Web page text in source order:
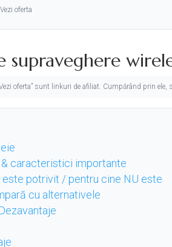
Vezi oferta
supraveghere
oferta” sunt linkuri de afiliat. Cumpărând prin
caracteristici importante
este potrivit / pentru cine NU este
cu alternativele